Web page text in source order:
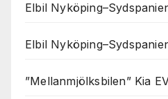
Elbil
Elbil
”Mellanmjölksbilen” Kia